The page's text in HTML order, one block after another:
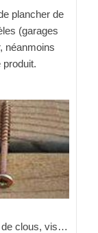
plancher de
(garages
néanmoins
produit.
de clous, vis…